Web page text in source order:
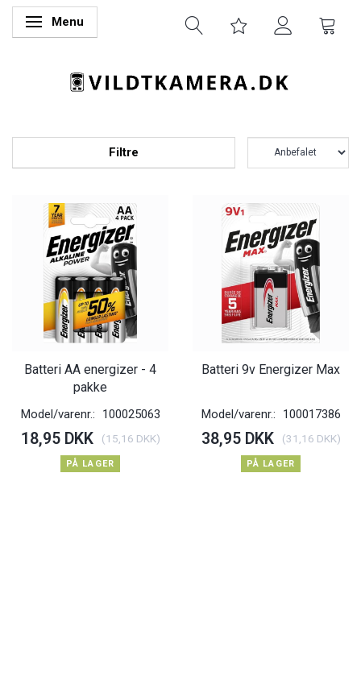
Skifte navigation
Menu
Filtre
Batteri AA energizer - 4
pakke
Model/varenr.: 100025063
18,95 DKK (15,16 DKK)
PÅ LAGER
Batteri 9v Energizer Max
Model/varenr.: 100017386
38,95 DKK (31,16 DKK)
PÅ LAGER